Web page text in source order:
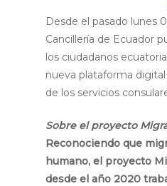
Desde el pasado lunes
Cancillería de Ecuador
los ciudadanos
nueva plataforma
de los servicios
Sobre el proyecto
Reconociendo que
humano, el proyecto
desde el año 2020